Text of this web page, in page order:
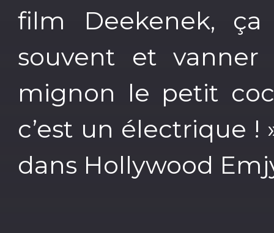
film Deekenek,
souvent et
mignon le petit
c’est un électrique !
dans Hollywood